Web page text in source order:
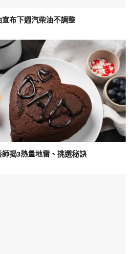
布下週汽柴油不調整
揭3熱量地雷、挑選秘訣